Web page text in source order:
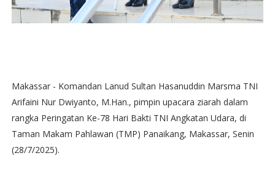
Makassar - Komandan Lanud Sultan Hasanuddin Marsma TNI
Arifaini Nur Dwiyanto, M.Han., pimpin upacara ziarah dalam
rangka Peringatan Ke-78 Hari Bakti TNI Angkatan Udara, di
Taman Makam Pahlawan (TMP) Panaikang, Makassar, Senin
(28/7/2025).